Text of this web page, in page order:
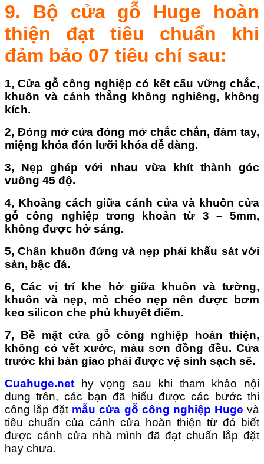
9. Bộ cửa gỗ Huge hoàn
thiện đạt tiêu chuẩn khi
đảm bảo 07 tiêu chí sau:
1, Cửa gỗ công nghiệp có kết cấu vững chắc,
khuôn và cánh thẳng không nghiêng, không
kích.
2, Đóng mở cửa đóng mở chắc chắn, đàm tay,
miệng khóa đón lưỡi khóa dễ dàng.
3, Nẹp ghép với nhau vừa khít thành góc
vuông 45 độ.
4, Khoảng cách giữa cánh cửa và khuôn cửa
gỗ công nghiệp trong khoản từ 3 – 5mm,
không được hở sáng.
5, Chân khuôn đứng và nẹp phải khấu sát với
sàn, bậc đá.
6, Các vị trí khe hở giữa khuôn và tường,
khuôn và nẹp, mỏ chéo nẹp nên được bơm
keo silicon che phủ khuyết điểm.
7, Bề mặt cửa gỗ công nghiệp hoàn thiện,
không có vết xước, màu sơn đồng đều. Cửa
trước khi bàn giao phải được vệ sinh sạch sẽ.
Cuahuge.net hy vọng sau khi tham khảo nội
dung trên, các bạn đã hiểu được các bước thi
công lắp đặt mẫu cửa gỗ công nghiệp Huge và
tiêu chuẩn của cánh cửa hoàn thiện từ đó biết
được cánh cửa nhà mình đã đạt chuẩn lắp đặt
hay chưa.